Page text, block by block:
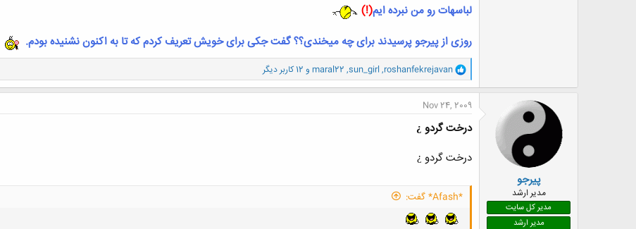
لباسهات رو من نبرده ایم(!)
روزی از پیرجو پرسیدند برای چه میخندی؟؟ گفت جکی برای خویش تعریف کردم که تا به اکنون نشنیده بودم.
و
ا
ک
ش
ه
ا
roshanfekrejavan
,
sun_girl
,
maral22 و 12 کاربر دیگر
پیرجو
مدیر ارشد
مدیر کل سایت
مدیر ارشد
Nov 24, 2009
درخت گردو ¿
درخت گردو ¿
*Afash* گفت: